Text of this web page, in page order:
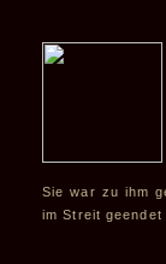
Sie war zu ihm
im Streit